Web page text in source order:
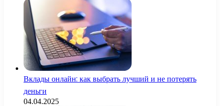
Вклады онлайн: как выбрать лучший и не потерять
деньги
04.04.2025